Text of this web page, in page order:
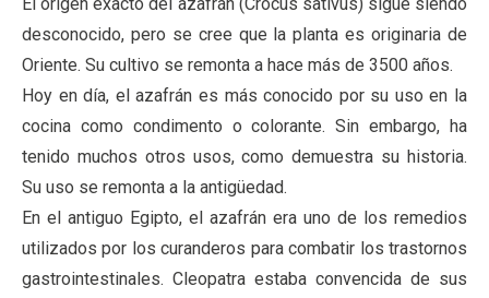
El origen exacto del azafrán (Crocus sativus) sigue siendo
desconocido, pero se cree que la planta es originaria de
Oriente. Su cultivo se remonta a hace más de 3500 años.
Hoy en día, el azafrán es más conocido por su uso en la
cocina como condimento o colorante. Sin embargo, ha
tenido muchos otros usos, como demuestra su historia.
Su uso se remonta a la antigüedad.
En el antiguo Egipto, el azafrán era uno de los remedios
utilizados por los curanderos para combatir los trastornos
gastrointestinales. Cleopatra estaba convencida de sus